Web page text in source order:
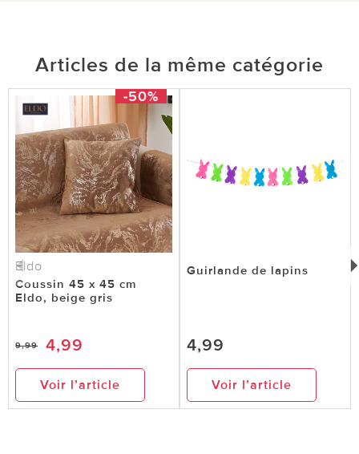
Articles de la même catégorie
-50%
Eldo
Coussin 45 x 45 cm
Eldo, beige gris
9,99 4,99
Voir l’article
Guirlande de lapins
4,99
Voir l’article